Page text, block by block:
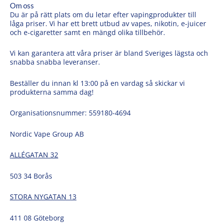
Om oss
Du är på rätt plats om du letar efter vapingprodukter till
låga priser. Vi har ett brett utbud av vapes, nikotin, e-juicer
och e-cigaretter samt en mängd olika tillbehör.
Vi kan garantera att våra priser är bland Sveriges lägsta och
snabba snabba leveranser.
Beställer du innan kl 13:00 på en vardag så skickar vi
produkterna samma dag!
Organisationsnummer: 559180-4694
Nordic Vape Group AB
ALLÉGATAN 32
503 34 Borås
STORA NYGATAN 13
411 08 Göteborg